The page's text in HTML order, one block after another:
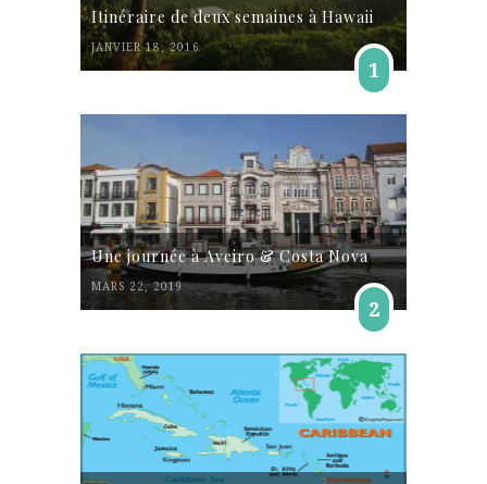
Itinéraire de deux semaines à Hawaii
JANVIER 18, 2016
1
Une journée à Aveiro & Costa Nova
MARS 22, 2019
2